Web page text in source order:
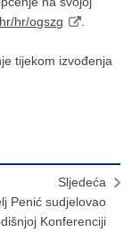
hr/ogszg
tijekom izvođenja
Sljedeća
Penić sudjelovao
Konferenciji